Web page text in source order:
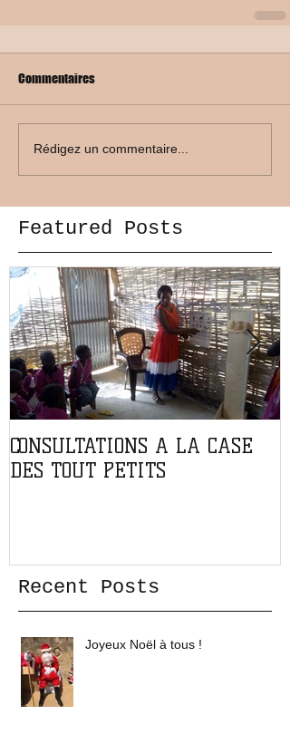
Commentaires
Rédigez un commentaire...
Featured Posts
CONSULTATIONS A LA CASE
DES TOUT PETITS
Recent Posts
Joyeux Noël à tous !